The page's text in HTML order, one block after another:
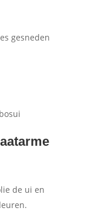
gesneden
de ui en